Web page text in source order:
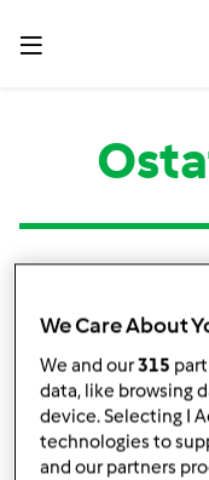
Brak informacji
We Care About
We and our315
data, like browsing
device. Selecting I
technologies to
and our partners